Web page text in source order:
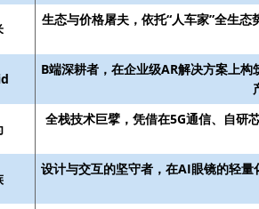
生态与价格屠夫，依托“人车家”全生
B端深耕者，在企业级AR解决方案上
全栈技术巨擘，凭借在5G通信、自研
设计与交互的坚守者，在AI眼镜的轻